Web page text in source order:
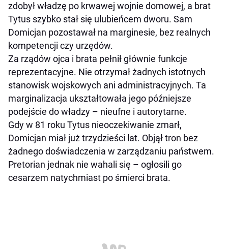
zdobył władzę po krwawej wojnie domowej, a brat
Tytus szybko stał się ulubieńcem dworu. Sam
Domicjan pozostawał na marginesie, bez realnych
kompetencji czy urzędów.
Za rządów ojca i brata pełnił głównie funkcje
reprezentacyjne. Nie otrzymał żadnych istotnych
stanowisk wojskowych ani administracyjnych. Ta
marginalizacja ukształtowała jego późniejsze
podejście do władzy – nieufne i autorytarne.
Gdy w 81 roku Tytus nieoczekiwanie zmarł,
Domicjan miał już trzydzieści lat. Objął tron bez
żadnego doświadczenia w zarządzaniu państwem.
Pretorian jednak nie wahali się – ogłosili go
cesarzem natychmiast po śmierci brata.